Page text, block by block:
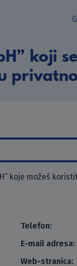
koji
koje možeš
Telefon:
E-mail adresa:
Web-stranica: